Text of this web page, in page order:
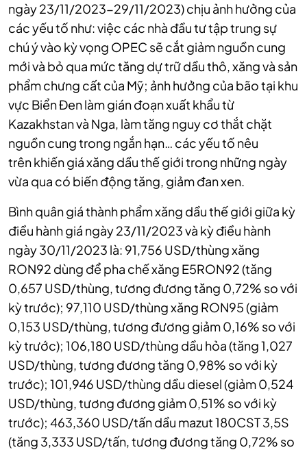
ngày 23/11/2023-29/11/2023) chịu ảnh hưởng của
các yếu tố như: việc các nhà đầu tư tập trung sự
chú ý vào kỳ vọng OPEC sẽ cắt giảm nguồn cung
mới và bỏ qua mức tăng dự trữ dầu thô, xăng và sản
phẩm chưng cất của Mỹ; ảnh hưởng của bão tại khu
vực Biển Đen làm gián đoạn xuất khẩu từ
Kazakhstan và Nga, làm tăng nguy cơ thắt chặt
nguồn cung trong ngắn hạn… các yếu tố nêu
trên khiến giá xăng dầu thế giới trong những ngày
vừa qua có biến động tăng, giảm đan xen.
Bình quân giá thành phẩm xăng dầu thế giới giữa kỳ
điều hành giá ngày 23/11/2023 và kỳ điều hành
ngày 30/11/2023 là: 91,756 USD/thùng xăng
RON92 dùng để pha chế xăng E5RON92 (tăng
0,657 USD/thùng, tương đương tăng 0,72% so với
kỳ trước); 97,110 USD/thùng xăng RON95 (giảm
0,153 USD/thùng, tương đương giảm 0,16% so với
kỳ trước); 106,180 USD/thùng dầu hỏa (tăng 1,027
USD/thùng, tương đương tăng 0,98% so với kỳ
trước); 101,946 USD/thùng dầu diesel (giảm 0,524
USD/thùng, tương đương giảm 0,51% so với kỳ
trước); 463,360 USD/tấn dầu mazut 180CST 3,5S
(tăng 3,333 USD/tấn, tương đương tăng 0,72% so